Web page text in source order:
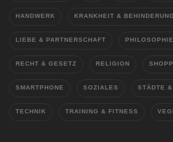
HANDWERK KRANKHEIT & BEHINDERUNG
LIEBE & PARTNERSCHAFT PHILOSOPHIE
RECHT & GESETZ RELIGION
SMARTPHONE SOZIALES STÄDTE
TECHNIK TRAINING & FITNESS